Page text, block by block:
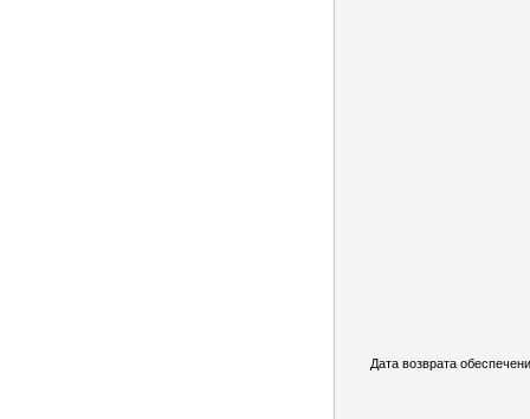
Дата возврата